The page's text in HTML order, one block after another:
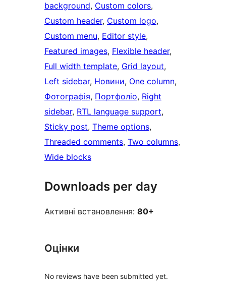
background, Custom colors
Custom header, Custom logo
Custom menu, Editor style
Featured images, Flexible header
Full width template, Grid layout
Left sidebar, Новини, One column
Фотографія, Портфоліо, Right
sidebar, RTL language support
Sticky post, Theme options
Threaded comments, Two columns
Wide blocks
Downloads per day
Активні встановлення: 80+
Оцінки
No reviews have been submitted yet.